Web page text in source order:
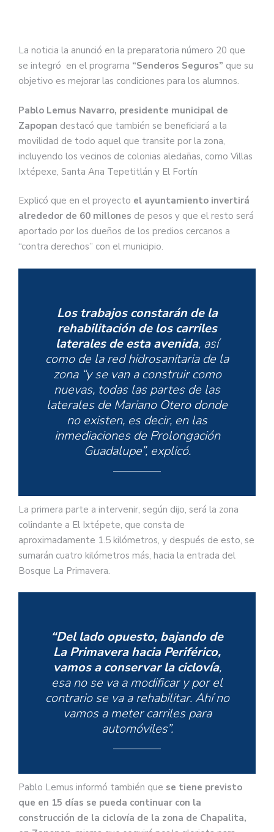
La noticia la anunció en la preparatoria número 20 que
se integró en el programa “Senderos Seguros” que su
objetivo es mejorar las condiciones para los alumnos.
Pablo Lemus Navarro, presidente municipal de
Zapopan destacó que también se beneficiará a la
movilidad de todo aquel que transite por la zona,
incluyendo los vecinos de colonias aledañas, como Villas
Ixtépexe, Santa Ana Tepetitlán y El Fortín
Explicó que en el proyecto el ayuntamiento invertirá
alrededor de 60 millones de pesos y que el resto será
aportado por los dueños de los predios cercanos a
“contra derechos” con el municipio.
Los trabajos constarán de la
rehabilitación de los carriles
laterales de esta avenida, así
como de la red hidrosanitaria de la
zona “y se van a construir como
nuevas, todas las partes de las
laterales de Mariano Otero donde
no existen, es decir, en las
inmediaciones de Prolongación
Guadalupe”, explicó.
La primera parte a intervenir, según dijo, será la zona
colindante a El Ixtépete, que consta de
aproximadamente 1.5 kilómetros, y después de esto, se
sumarán cuatro kilómetros más, hacia la entrada del
Bosque La Primavera.
“Del lado opuesto, bajando de
La Primavera hacia Periférico,
vamos a conservar la ciclovía,
esa no se va a modificar y por el
contrario se va a rehabilitar. Ahí no
vamos a meter carriles para
automóviles”.
Pablo Lemus informó también que se tiene previsto
que en 15 días se pueda continuar con la
construcción de la ciclovía de la zona de Chapalita,